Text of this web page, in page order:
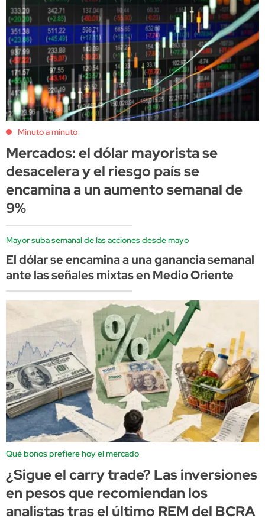
Minuto a minuto
Mercados: el dólar mayorista se
desacelera y el riesgo país se
encamina a un aumento semanal de
9%
Mayor suba semanal de las acciones desde mayo
El dólar se encamina a una ganancia semanal
ante las señales mixtas en Medio Oriente
Qué bonos prefiere hoy el mercado
¿Sigue el carry trade? Las inversiones
en pesos que recomiendan los
analistas tras el último REM del BCRA